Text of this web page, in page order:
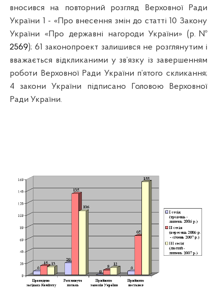
вносився на повторний розгляд Верховної Ради
України 1 - «Про внесення змін до статті 10 Закону
України «Про державні нагороди України» (р.№
2569); 61 законопроект залишився не розглянутим і
вважається відкликаними у зв’язку із завершенням
роботи Верховної Ради України п’ятого скликання;
4 закони України підписано Головою Верховної
Ради України.